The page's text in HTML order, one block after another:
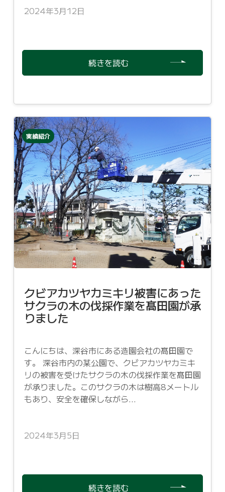
2024年3月12日
続きを読む
実績紹介
クビアカツヤカミキリ被害にあった
サクラの木の伐採作業を髙田園が承
りました
こんにちは、深谷市にある造園会社の髙田園で
す。 深谷市内の某公園で、クビアカツヤカミキ
リの被害を受けたサクラの木の伐採作業を髙田園
が承りました。このサクラの木は樹高8メートル
もあり、安全を確保しながら...
2024年3月5日
続きを読む